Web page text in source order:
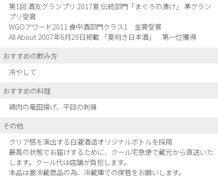
第1回 酒友グランプリ 2017夏 伝統部門「まぐろの漬け」 準グラン
プリ受賞
WGOアワード2011 食中酒部門クラス1 金賞受賞
All About 2007年6月29日掲載 「夏向き日本酒」 第一位獲得
おすすめの飲み方
冷やして
おすすめの料理
鶏肉の竜田揚げ、平目の刺身
その他
クリア感を演出する白瀧酒造オリジナルボトルを採用
最高の状態でお届けするために、クール宅急便で蔵元から直送いた
します。クール代は店舗が負担します。
本品は要冷蔵商品の為、冷蔵庫での保管をお願いします。